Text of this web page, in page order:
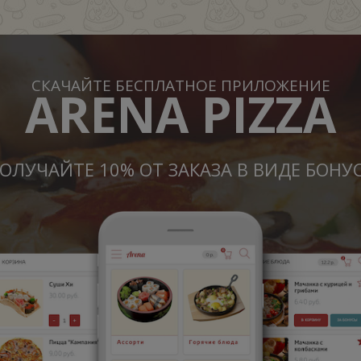
СКАЧАЙТЕ БЕСПЛАТНОЕ ПРИЛОЖЕНИЕ
ARENA PIZZA
10% ОТ ЗАКАЗА В ВИДЕ